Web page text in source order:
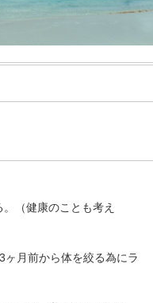
（健康のことも考え
月前から体を絞る為にラ